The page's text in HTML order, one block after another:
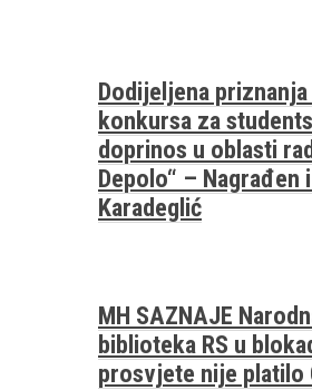
Dodijeljena
konkursa za
doprinos u oblasti
Depolo“ – Nagrađen
Karadeglić
MH SAZNAJE
biblioteka RS u
prosvjete nije platilo